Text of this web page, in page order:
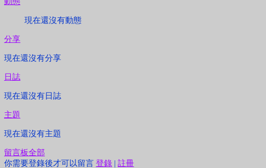
現在還沒有動態
分享
現在還沒有分享
日誌
現在還沒有日誌
主題
現在還沒有主題
留言板全部
你需要登錄後才可以留言 登錄 | 註冊